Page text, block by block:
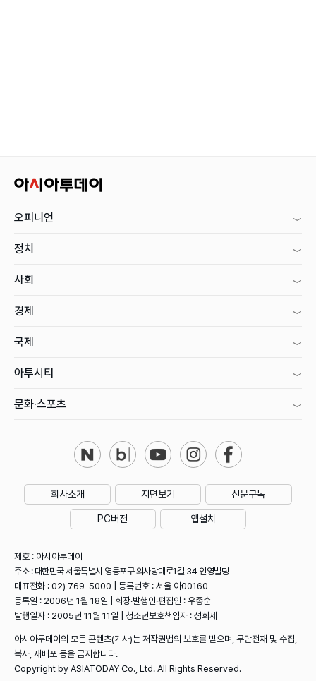
오피니언
정치
사회
경제
국제
아투시티
문화·스포츠
회사소개 지면보기 신문구독
PC버전 앱설치
제호 : 아시아투데이
주소 : 대한민국 서울특별시 영등포구 의사당대로1길 34 인영빌딩
대표전화 : 02) 769-5000 | 등록번호 : 서울 아00160
등록일 : 2006년 1월 18일 | 회장·발행인·편집인 : 우종순
발행일자 : 2005년 11월 11일 | 청소년보호책임자 : 성희제
아시아투데이의 모든 콘텐츠(기사)는 저작권법의 보호를 받으며, 무단전재 및 수집,
복사, 재배포 등을 금지합니다.
Copyright by ASIATODAY Co., Ltd. All Rights Reserved.